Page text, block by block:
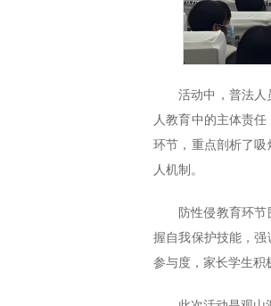
活动中，普法人
人教育中的主体责
环节，重点剖析了
人机制。
防性侵教育环
握自我保护技能，
参与度，家长学生积